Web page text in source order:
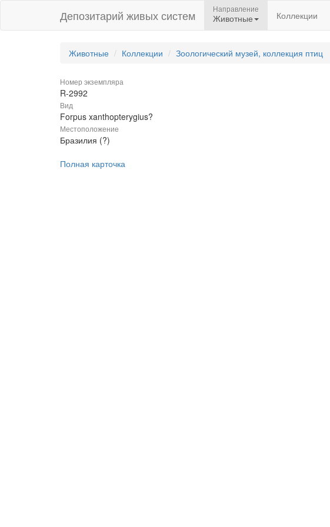
Депозитарий живых систем Направление
Животные Коллекции
Животные Коллекции Зоологический музей, коллекция птиц
Номер экземпляра
R-2992
Вид
Forpus xanthopterygius?
Местоположение
Бразилия (?)
Полная карточка